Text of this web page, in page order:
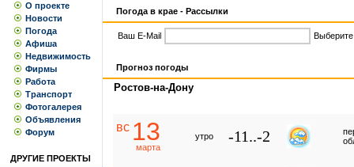
О проекте
Новости
Погода
Афиша
Недвижимость
Фирмы
Работа
Транспорт
Фотогалерея
Объявления
Форум
ДРУГИЕ ПРОЕКТЫ
Погода в крае - Рассылки
Ваш E-Mail Выберите
Прогноз погоды
Ростов-на-Дону
вс 13
марта
утро -11..-2